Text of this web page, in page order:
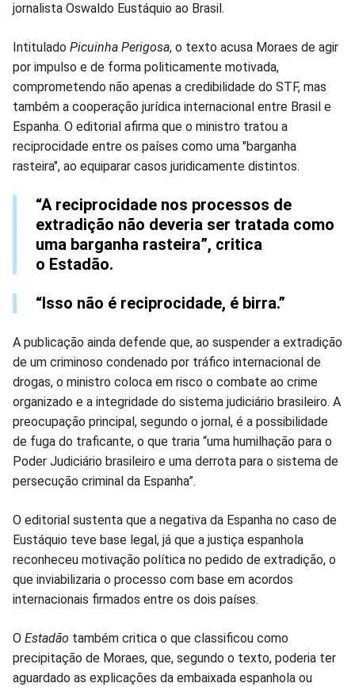
jornalista Oswaldo Eustáquio ao Brasil.
Intitulado Picuinha Perigosa, o texto acusa Moraes de agir
por impulso e de forma politicamente motivada,
comprometendo não apenas a credibilidade do STF, mas
também a cooperação jurídica internacional entre Brasil e
Espanha. O editorial afirma que o ministro tratou a
reciprocidade entre os países como uma "barganha
rasteira", ao equiparar casos juridicamente distintos.
“A reciprocidade nos processos de
extradição não deveria ser tratada como
uma barganha rasteira”, critica
o Estadão.
“Isso não é reciprocidade, é birra.”
A publicação ainda defende que, ao suspender a extradição
de um criminoso condenado por tráfico internacional de
drogas, o ministro coloca em risco o combate ao crime
organizado e a integridade do sistema judiciário brasileiro. A
preocupação principal, segundo o jornal, é a possibilidade
de fuga do traficante, o que traria “uma humilhação para o
Poder Judiciário brasileiro e uma derrota para o sistema de
persecução criminal da Espanha”.
O editorial sustenta que a negativa da Espanha no caso de
Eustáquio teve base legal, já que a justiça espanhola
reconheceu motivação política no pedido de extradição, o
que inviabilizaria o processo com base em acordos
internacionais firmados entre os dois países.
O Estadão também critica o que classificou como
precipitação de Moraes, que, segundo o texto, poderia ter
aguardado as explicações da embaixada espanhola ou